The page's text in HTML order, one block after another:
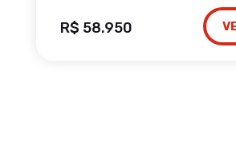
R$ 58.950